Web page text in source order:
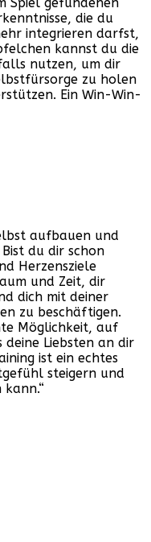
die du
integrieren darfst,
kannst du die
nutzen, um dir
zu holen
Ein Win-Win-
aufbauen und
du dir schon
Herzensziele
und Zeit, dir
dich mit deiner
zu beschäftigen.
Möglichkeit, auf
Liebsten an dir
ist ein echtes
steigern und